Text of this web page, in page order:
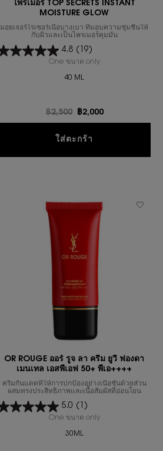
ไพรเมอร์ TOP SECRETS INSTANT
MOISTURE GLOW
มอยเจอร์ไรเซอร์เนื้อบางเบา ที่มอบความชุ่มชื่นให้
กับผิวและเป็นไพรเมอร์คุมมัน
4.8 (19)
One ขนาด onlyfor ไพรเมอร์ TOP
40 ML
ราคาเก่า
฿2,500 ราคาใหม่
฿2,000
ใส่ตะกร้า ไพรเมอร์ TOP
OR ROUGE ออร์ รูจ ลา ครีม ยูวี ฟองดา
เมนเทล เอสพีเอฟ 50+ พีเอ++++
ครีมกันแดดที่ให้การปกป้องอย่างเนื้อชั้นด้วยส่วน
ผสมทรงประสิทธิภาพและเนื้อสัมผัสที่อ่อนโยน
5.0 (1)
One ขนาด onlyfor OR ROUGE ออ
30ML